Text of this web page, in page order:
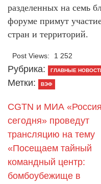
разделенных на семь
форуме примут
стран и территорий.
Post Views: 1 252
Рубрика: ГЛАВНЫЕ
Метки: ВЭФ
CGTN и МИА «Россия
сегодня» проведут
трансляцию на тему
«Посещаем тайный
командный центр:
бомбоубежище в